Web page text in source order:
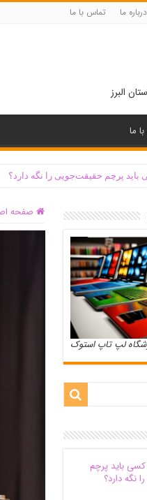
درباره ما تماس با ما
البرز
ما
پرچم حقیقت‌جویی را نگه دارد؟
صفحه
لپ تاپ استوک
باید پرچم
نگه دارد؟